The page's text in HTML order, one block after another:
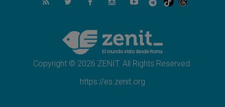
Lanzan un proyecto de empoderamiento
Programa oficial del Viaje Apostólico del
Papa León XIV a Francia
Copyright © 2026 ZENIT. All Rights Reserved.
https://es.zenit.org